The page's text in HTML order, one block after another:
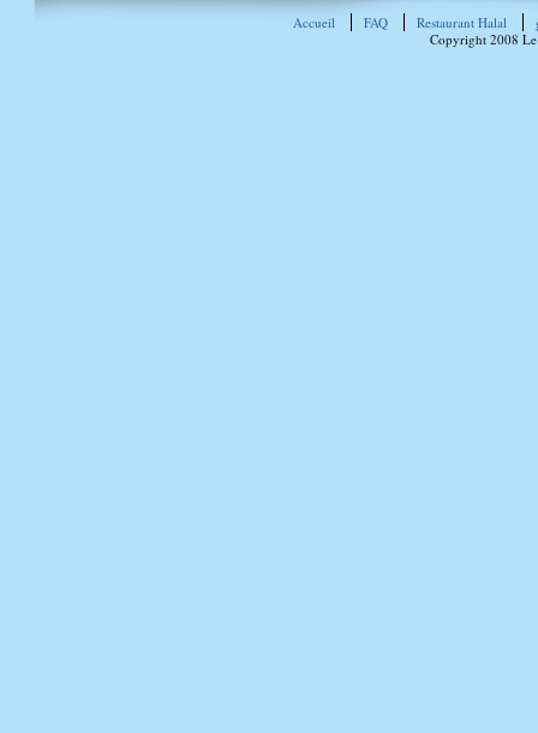
Accueil FAQ Restaurant Halal
Copyright 2008